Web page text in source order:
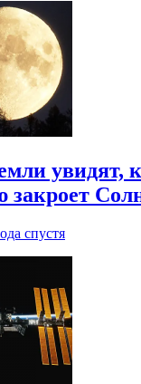
увидят,
закроет
спустя